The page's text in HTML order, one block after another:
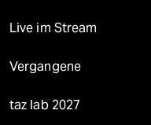
Live im Stream
Vergangene
taz lab 2027